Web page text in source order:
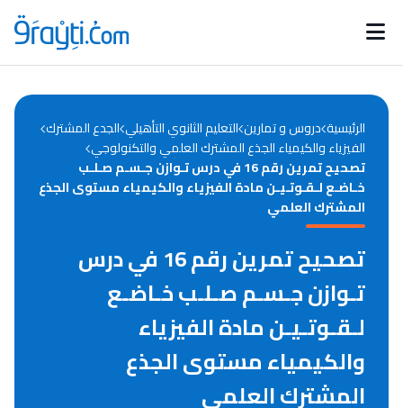
Catégories
d'actualités
Annonces bourses
الرئيسية دروس و تمارين التعليم الثانوي التأهيلي الجدع المشترك
الفيزياء والكيمياء الجذع المشترك العلمي والتكنولوجي
تصحيح تمرين رقم 16 في درس تـوازن جـسـم صـلـب
خـاضـع لـقـوتـيـن مادة الفيزياء والكيمياء مستوى الجذع
المشترك العلمي
تصحيح تمرين رقم 16 في درس
تـوازن جـسـم صـلـب خـاضـع
لـقـوتـيـن مادة الفيزياء
والكيمياء مستوى الجذع
المشترك العلمي